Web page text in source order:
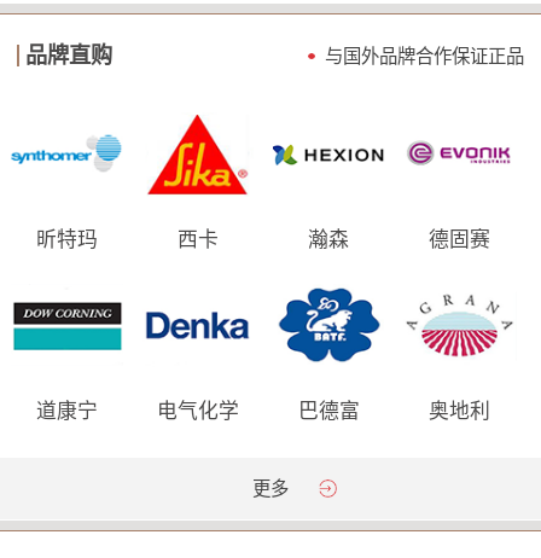
品牌直购 与国外品牌合作保证正品
昕特玛 西卡 瀚森 德固赛
道康宁 电气化学 巴德富 奥地利
更多